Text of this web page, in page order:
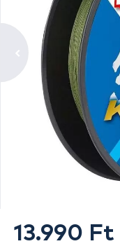
13.990 Ft